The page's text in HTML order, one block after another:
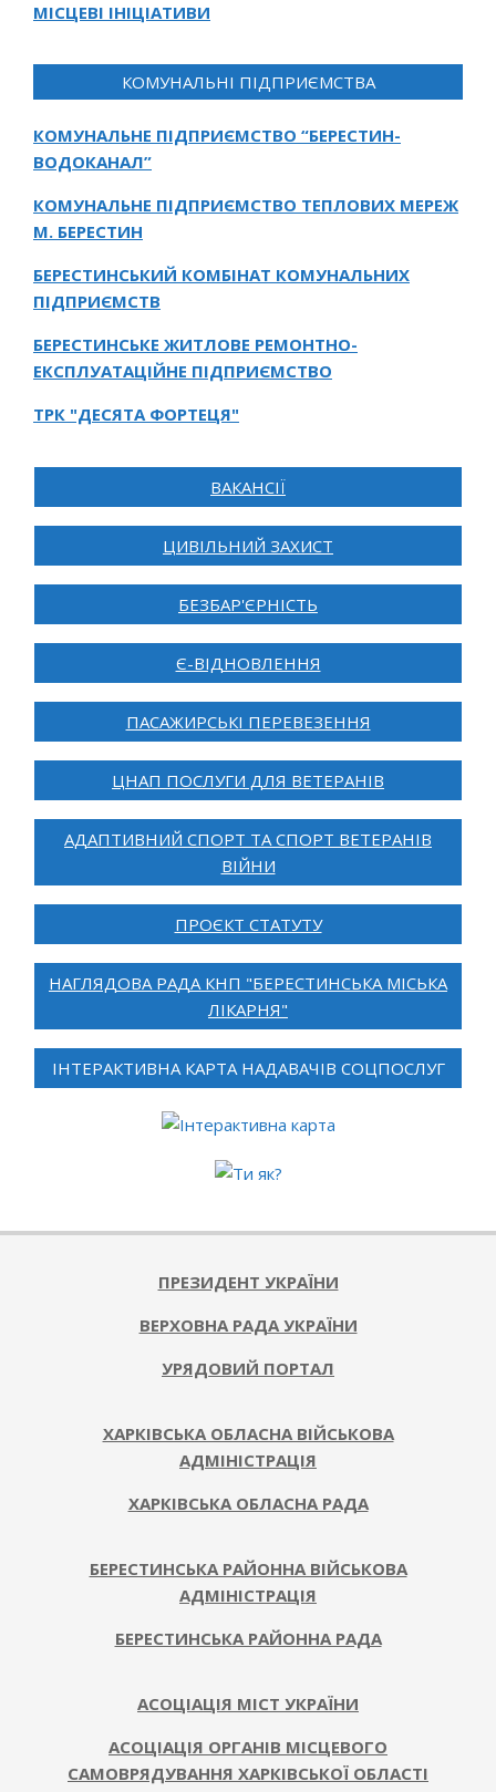
МІСЦЕВІ ІНІЦІАТИВИ
КОМУНАЛЬНІ ПІДПРИЄМСТВА
КОМУНАЛЬНЕ ПІДПРИЄМСТВО “БЕРЕСТИН-
ВОДОКАНАЛ”
КОМУНАЛЬНЕ ПІДПРИЄМСТВО ТЕПЛОВИХ МЕРЕЖ
М. БЕРЕСТИН
БЕРЕСТИНСЬКИЙ КОМБІНАТ КОМУНАЛЬНИХ
ПІДПРИЄМСТВ
БЕРЕСТИНСЬКЕ ЖИТЛОВЕ РЕМОНТНО-
ЕКСПЛУАТАЦІЙНЕ ПІДПРИЄМСТВО
ТРК "ДЕСЯТА ФОРТЕЦЯ"
ВАКАНСІЇ
ЦИВІЛЬНИЙ ЗАХИСТ
БЕЗБАР'ЄРНІСТЬ
Є-ВІДНОВЛЕННЯ
ПАСАЖИРСЬКІ ПЕРЕВЕЗЕННЯ
ЦНАП ПОСЛУГИ ДЛЯ ВЕТЕРАНІВ
АДАПТИВНИЙ СПОРТ ТА СПОРТ ВЕТЕРАНІВ
ВІЙНИ
ПРОЄКТ СТАТУТУ
НАГЛЯДОВА РАДА КНП "БЕРЕСТИНСЬКА МІСЬКА
ЛІКАРНЯ"
ІНТЕРАКТИВНА КАРТА НАДАВАЧІВ СОЦПОСЛУГ
ПРЕЗИДЕНТ УКРАЇНИ
ВЕРХОВНА РАДА УКРАЇНИ
УРЯДОВИЙ ПОРТАЛ
ХАРКІВСЬКА ОБЛАСНА ВІЙСЬКОВА
АДМІНІСТРАЦІЯ
ХАРКІВСЬКА ОБЛАСНА РАДА
БЕРЕСТИНСЬКА РАЙОННА ВІЙСЬКОВА
АДМІНІСТРАЦІЯ
БЕРЕСТИНСЬКА РАЙОННА РАДА
АСОЦІАЦІЯ МІСТ УКРАЇНИ
АСОЦІАЦІЯ ОРГАНІВ МІСЦЕВОГО
САМОВРЯДУВАННЯ ХАРКІВСЬКОЇ ОБЛАСТІ